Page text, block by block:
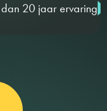
20 jaar ervaring